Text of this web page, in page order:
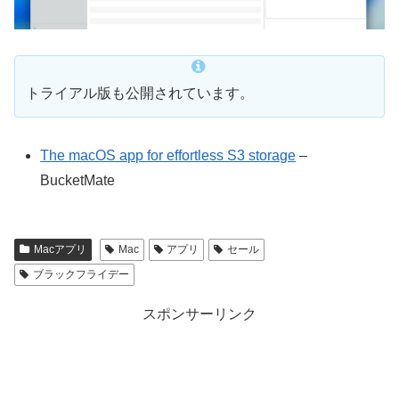
トライアル版も公開されています。
The macOS app for effortless S3 storage –
BucketMate
Macアプリ Mac アプリ
セール
ブラックフライデー
スポンサーリンク